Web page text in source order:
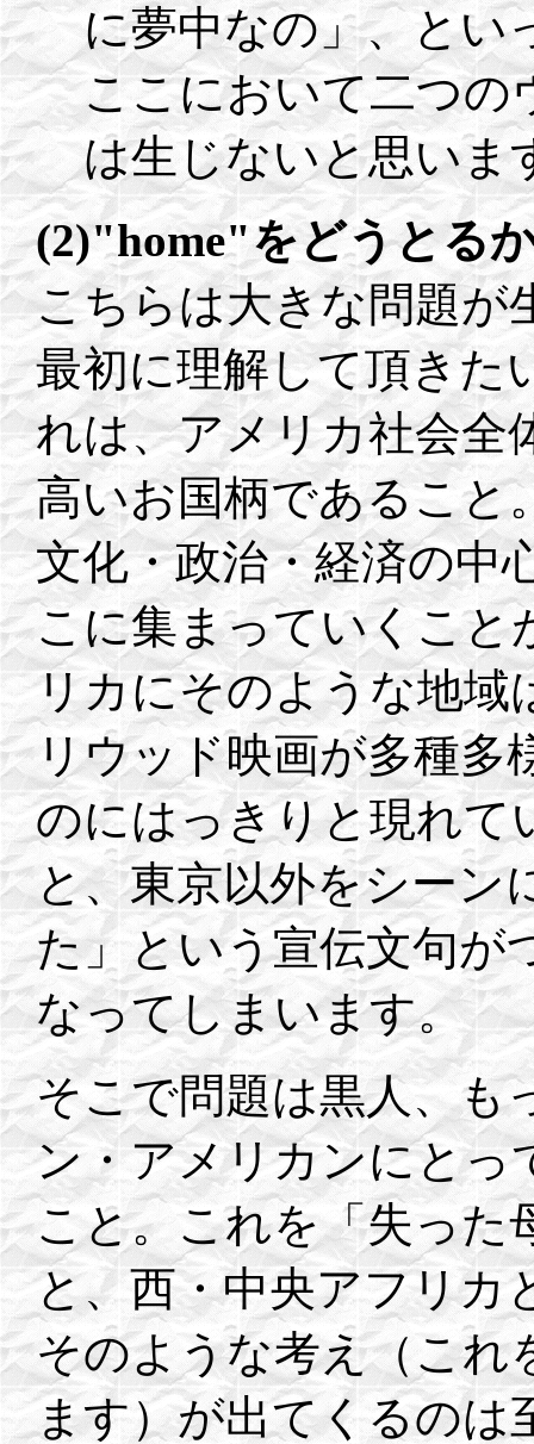
に夢中なの」、とい
ここにおいて二つの
は生じないと思いま
(2)"home"をどうとる
こちらは大きな問題が
最初に理解して頂きた
れは、アメリカ社会全
高いお国柄であること
文化・政治・経済の中
こに集まっていくこと
リカにそのような地域
リウッド映画が多種
のにはっきりと現れて
と、東京以外をシーン
た」という宣伝文句が
なってしまいます。
そこで問題は黒人、も
ン・アメリカンにとっ
こと。これを「失った
と、西・中央アフリカ
そのような考え（これ
ます）が出てくるのは